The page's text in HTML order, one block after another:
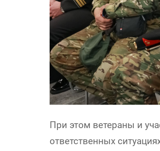
При этом ветераны и
ответственных